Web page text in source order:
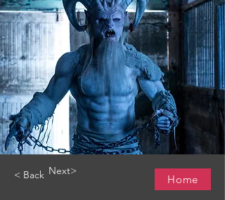
< Back Next>
Home